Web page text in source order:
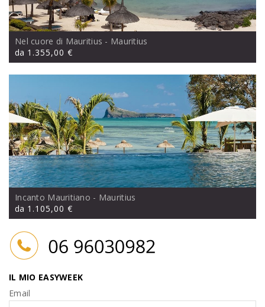
Nel cuore di Mauritius - Mauritius
da 1.355,00 €
Incanto Mauritiano - Mauritius
da 1.105,00 €
IL MIO EASYWEEK
Email